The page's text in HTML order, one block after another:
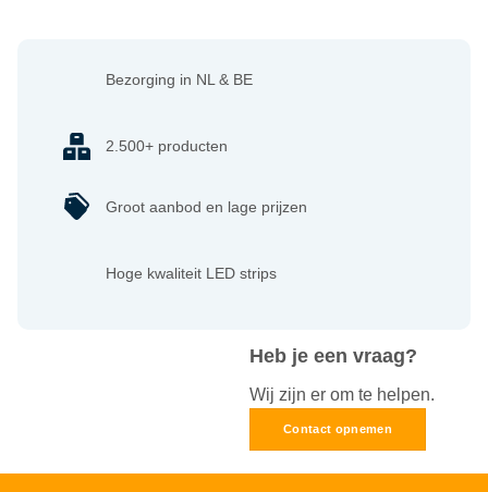
Heb je een vraag?
Wij zijn er om te helpen.
Contact opnemen
Bezorging in NL & BE
2.500+ producten
Groot aanbod en lage prijzen
Hoge kwaliteit LED strips